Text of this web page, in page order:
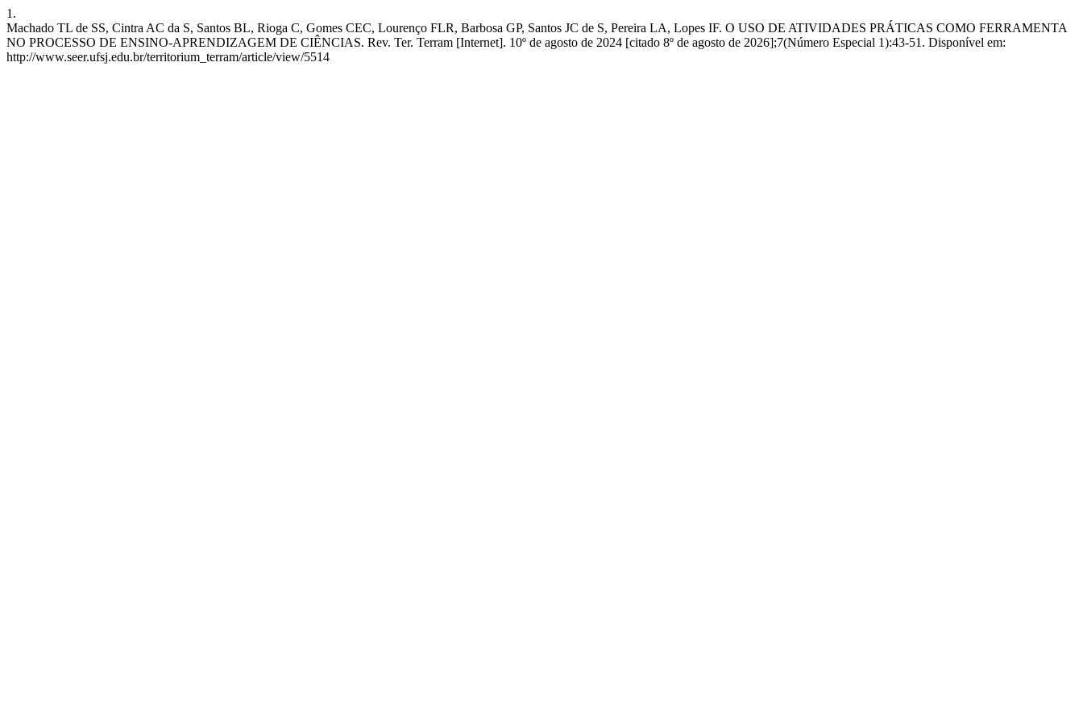
1.
Machado TL de SS, Cintra AC da S, Santos BL, Rioga C, Gomes CEC, Lourenço FLR, Barbosa GP, Santos JC de S, Pereira LA, Lopes IF. O USO DE ATIVIDADES PRÁTICAS COMO FERRAMENTA
NO PROCESSO DE ENSINO-APRENDIZAGEM DE CIÊNCIAS. Rev. Ter. Terram [Internet]. 10º de agosto de 2024 [citado 8º de agosto de 2026];7(Número Especial 1):43-51. Disponível em:
http://www.seer.ufsj.edu.br/territorium_terram/article/view/5514